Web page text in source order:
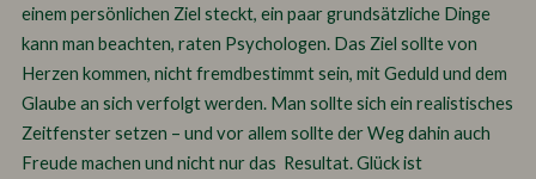
einem persönlichen Ziel steckt, ein paar grundsätzliche Dinge
kann man beachten, raten Psychologen. Das Ziel sollte von
Herzen kommen, nicht fremdbestimmt sein, mit Geduld und dem
Glaube an sich verfolgt werden. Man sollte sich ein realistisches
Zeitfenster setzen – und vor allem sollte der Weg dahin auch
Freude machen und nicht nur das Resultat. Glück ist